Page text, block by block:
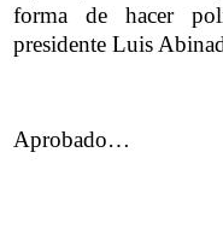
forma de hacer
presidente Luis
Aprobado…